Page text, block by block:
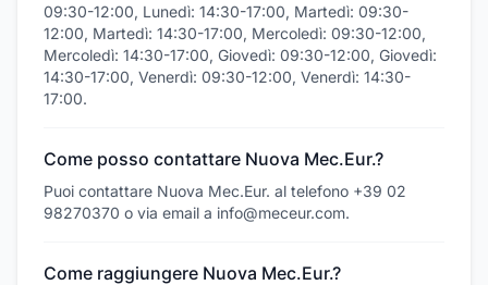
09:30-12:00, Lunedì: 14:30-17:00, Martedì: 09:30-
12:00, Martedì: 14:30-17:00, Mercoledì: 09:30-12:00,
Mercoledì: 14:30-17:00, Giovedì: 09:30-12:00, Giovedì:
14:30-17:00, Venerdì: 09:30-12:00, Venerdì: 14:30-
17:00.
Come posso contattare Nuova Mec.Eur.?
Puoi contattare Nuova Mec.Eur. al telefono +39 02
98270370 o via email a info@meceur.com.
Come raggiungere Nuova Mec.Eur.?